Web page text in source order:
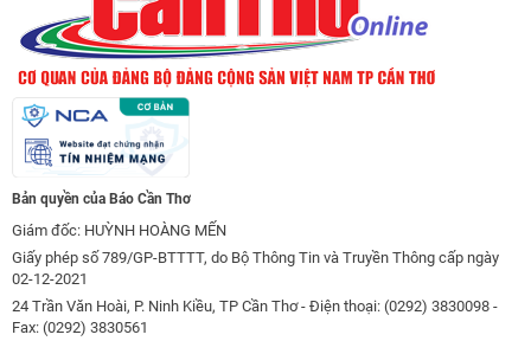
Bản quyền của Báo Cần Thơ
Giám đốc: HUỲNH HOÀNG MẾN
Giấy phép số 789/GP-BTTTT, do Bộ Thông Tin và Truyền Thông cấp ngày
02-12-2021
24 Trần Văn Hoài, P. Ninh Kiều, TP Cần Thơ - Điện thoại: (0292) 3830098 -
Fax: (0292) 3830561